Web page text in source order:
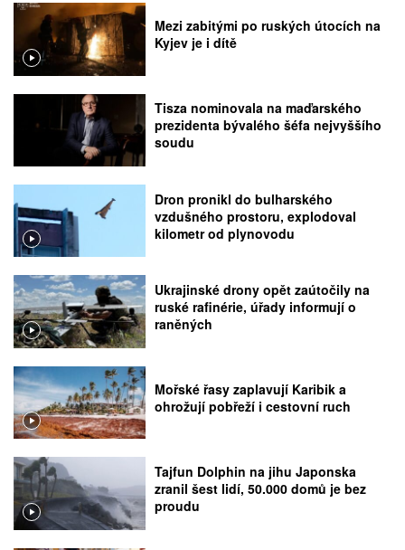
Mezi zabitými po ruských útocích na
Kyjev je i dítě
Tisza nominovala na maďarského
prezidenta bývalého šéfa nejvyššího
soudu
Dron pronikl do bulharského
vzdušného prostoru, explodoval
kilometr od plynovodu
Ukrajinské drony opět zaútočily na
ruské rafinérie, úřady informují o
raněných
Mořské řasy zaplavují Karibik a
ohrožují pobřeží i cestovní ruch
Tajfun Dolphin na jihu Japonska
zranil šest lidí, 50.000 domů je bez
proudu